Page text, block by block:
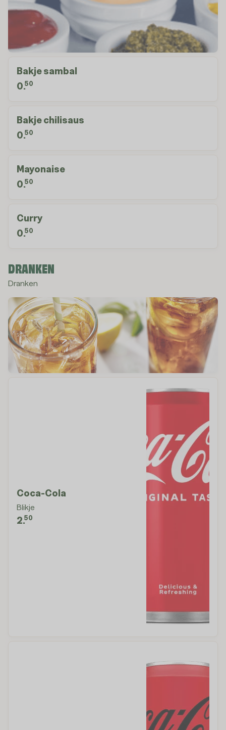
Bakje sambal
0.50
Bakje chilisaus
0.50
Mayonaise
0.50
Curry
0.50
DRANKEN
Dranken
Coca-Cola
Blikje
2.50